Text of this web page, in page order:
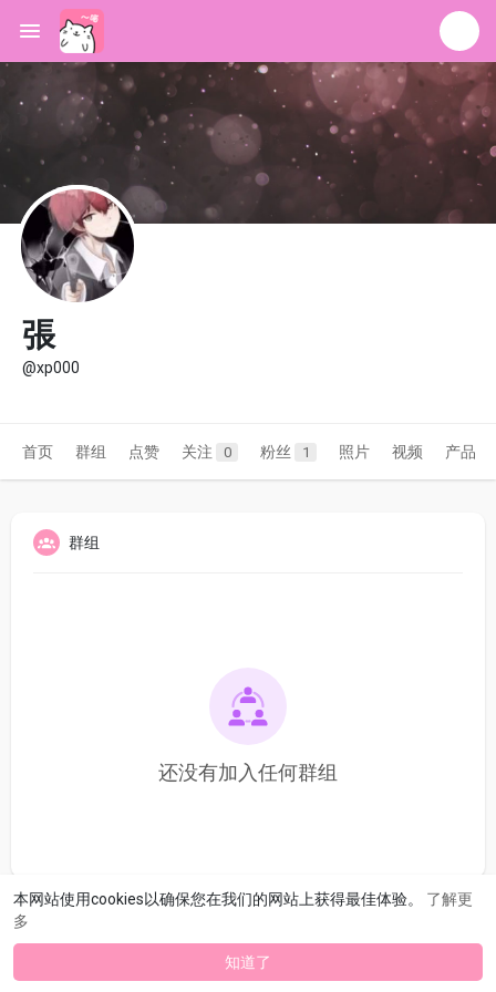
本网站使用cookies以确保您在我们的网站上获得最佳体验。 了解更
多
知道了
張
@xp000
首页 群组 点赞 关注 0 粉丝 1 照片 视频 产品
群组
还没有加入任何群组